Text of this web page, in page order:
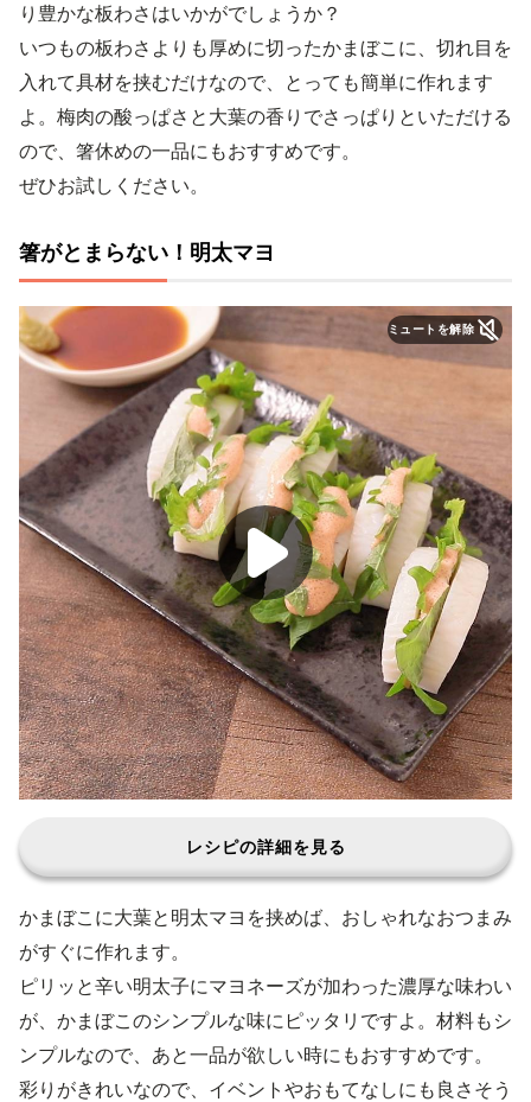
り豊かな板わさはいかがでしょうか？
いつもの板わさよりも厚めに切ったかまぼこに、切れ目を
入れて具材を挟むだけなので、とっても簡単に作れます
よ。梅肉の酸っぱさと大葉の香りでさっぱりといただける
ので、箸休めの一品にもおすすめです。
ぜひお試しください。
箸がとまらない！明太マヨ
ミュートを解除
レシピの詳細を見る
かまぼこに大葉と明太マヨを挟めば、おしゃれなおつまみ
がすぐに作れます。
ピリッと辛い明太子にマヨネーズが加わった濃厚な味わい
が、かまぼこのシンプルな味にピッタリですよ。材料もシ
ンプルなので、あと一品が欲しい時にもおすすめです。
彩りがきれいなので、イベントやおもてなしにも良さそう